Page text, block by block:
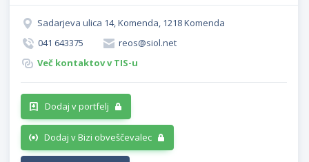
Sadarjeva ulica 14, Komenda, 1218 Komenda
041 643375
reos@siol.net
Več kontaktov v TIS-u
Dodaj v portfelj
Dodaj v Bizi obveščevalec